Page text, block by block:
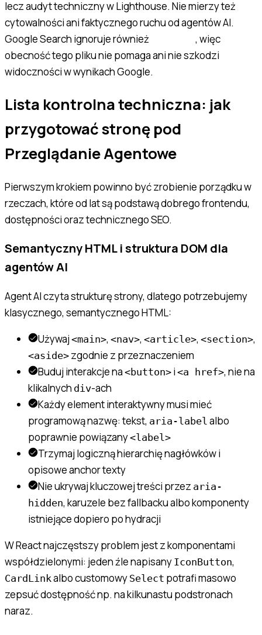
lecz audyt techniczny w Lighthouse. Nie mierzy też
cytowalności ani faktycznego ruchu od agentów AI.
Google Search ignoruje również
, więc
obecność tego pliku nie pomaga ani nie szkodzi
widoczności w wynikach Google.
Lista kontrolna techniczna: jak
przygotować stronę pod
Przeglądanie Agentowe
Pierwszym krokiem powinno być zrobienie porządku w
rzeczach, które od lat są podstawą dobrego frontendu,
dostępności oraz technicznego SEO.
Semantyczny HTML i struktura DOM dla
agentów AI
Agent AI czyta strukturę strony, dlatego potrzebujemy
klasycznego, semantycznego HTML:
Używaj <main>, <nav>, <article>, <section>,
<aside> zgodnie z przeznaczeniem
Buduj interakcje na <button> i <a href>, nie na
klikalnych div-ach
Każdy element interaktywny musi mieć
programową nazwę: tekst, aria-label albo
poprawnie powiązany<label>
Trzymaj logiczną hierarchię nagłówków i
opisowe anchor texty
Nie ukrywaj kluczowej treści przez aria-
hidden, karuzele bez fallbacku albo komponenty
istniejące dopiero po hydracji
W React najczęstszy problem jest z komponentami
współdzielonymi: jeden źle napisany IconButton,
CardLinkalbo customowy Select potrafi masowo
zepsuć dostępność np. na kilkunastu podstronach
naraz.